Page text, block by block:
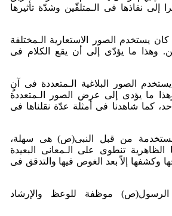
إلی نفاذها فی الـمتلقّین وشدّة تأثیرها
یستخدم الصور الاستعاریة الـمختلفة
وهذا ما یؤدّی إلی أن یقع الکلام فی
الصور البلاغیة الـمتعددة فی آنٍ
وهذا ما یؤدی إلی عرض الصور الـمتعددة
کما شاهدنا فی أمثلة عدّة نقلناها فی
من قبل النبی(ص) هی سهلة،
الظاهریة تنطوی علی الـمعانی البعیدة
وکشفها إلاّ بعد الغوص فیها والتدقق فی
الرسول(ص) موظفة للوعظ والإرشاد